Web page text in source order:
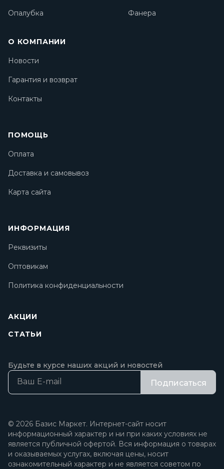
Опалубка
Фанера
О КОМПАНИИ
Новости
Гарантия и возврат
Контакты
ПОМОЩЬ
Оплата
Доставка и самовывоз
Карта сайта
ИНФОРМАЦИЯ
Реквизиты
Оптовикам
Политика конфиденциальности
АКЦИИ
СТАТЬИ
Будьте в курсе наших акций и новостей
Подписаться
© 2026 Базис Маркет. Интернет-сайт носит
информационный характер и ни при каких условиях не
является публичной офертой. Вся информация о товарах
и оказываемых услугах, включая цены, носит
ознакомительный характер и не является советом по